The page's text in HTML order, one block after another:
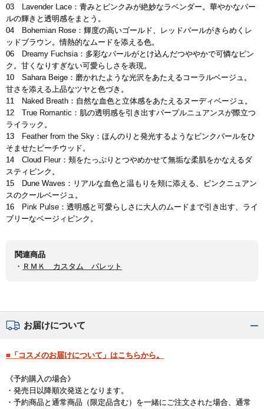
03 Lavender Lace：青みとピンクみが絶妙なラベンダー。華やかなパー
ルの輝きと透明感をまとう。
04 Bohemian Rose：輝度の高いゴールド、レッドパールがきらめくレ
ッドブラウン。情熱的なムードを添える色。
06 Dreamy Fuchsia：多彩なパールがとけ込んだつややかで可憐なピン
ク。甘くなりすぎない可愛らしさを表現。
10 Sahara Beige：磨かれたような光沢をあたえるコーラルベージュ。
甘さを添える上品なツヤと色づき。
11 Naked Breath：自然な血色と立体感をあたえるヌーディベージュ。
12 True Romantic：肌の透明感を引き出すパープルニュアンスが際立つ
ライラック。
13 Feather from the Sky：ほんのりと発光するようなピンクパールをひ
そませたピーチウッド。
14 Cloud Fleur：頬をたっぷりとつやめかせて無垢な柔肌をかなえるダ
スティピンク。
15 Dune Waves：リアルな血色と温もりを頬に添える、ピンクニュアン
スのクールベージュ。
16 Pink Pulse：透明感と可愛らしさに大人のムードまで引き出す、ライ
ブリーなベージィピンク。
関連商品
・ ＲＭＫ カスタム パレット
お届けについて
■「コスメのお届けについて」はこちらから。
《予約購入の場合》
・発売日以降順次発送となります。
・予約商品と通常商品（限定品含む）を一緒にご注文された場合、通常